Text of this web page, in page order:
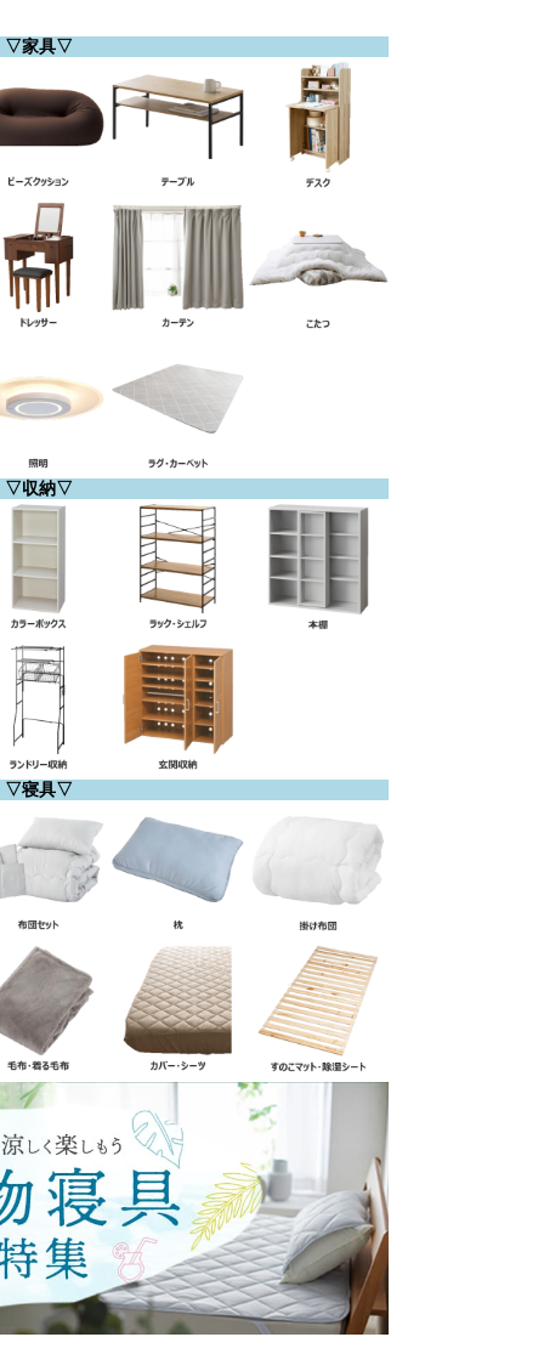
▽家具▽
▽収納▽
▽寝具▽